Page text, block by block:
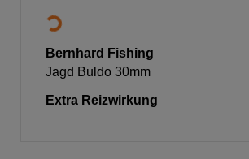
Bernhard Fishing
Jagd Buldo 30mm
Extra Reizwirkung